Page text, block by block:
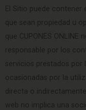
El Sitio puede
que sean propiedad u
que CUPONES
responsable por los
servicios prestados
ocasionadas por la
directa o
web no implica una